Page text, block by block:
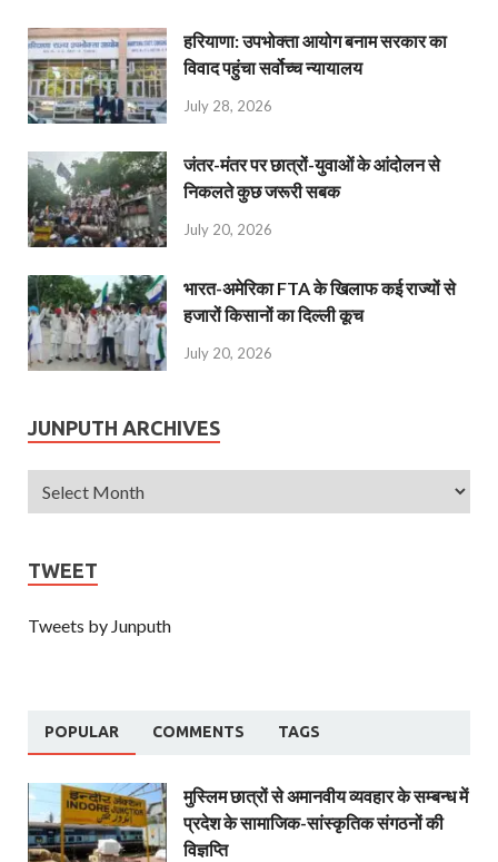
हरियाणा: उपभोक्ता आयोग बनाम सरकार का
विवाद पहुंचा सर्वोच्च न्यायालय
July 28, 2026
जंतर-मंतर पर छात्रों-युवाओं के आंदोलन से
निकलते कुछ जरूरी सबक
July 20, 2026
भारत-अमेरिका FTA के खिलाफ कई राज्यों से
हजारों किसानों का दिल्ली कूच
July 20, 2026
JUNPUTH ARCHIVES
TWEET
Tweets by Junputh
POPULAR COMMENTS TAGS
मुस्लिम छात्रों से अमानवीय व्यवहार के सम्बन्ध में
प्रदेश के सामाजिक-सांस्कृतिक संगठनों की
विज्ञप्ति